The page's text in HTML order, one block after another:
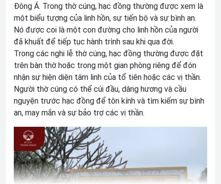
Đông Á. Trong thờ cúng, hạc đồng thường được xem là
một biểu tượng của linh hồn, sự tiến bộ và sự bình an.
Nó được coi là một con đường cho linh hồn của người
đã khuất để tiếp tục hành trình sau khi qua đời.
Trong các nghi lễ thờ cúng, hạc đồng thường được đặt
trên bàn thờ hoặc trong một gian phòng riêng để đón
nhận sự hiện diện tâm linh của tổ tiên hoặc các vị thần.
Người thờ cúng có thể cúi đầu, dâng hương và cầu
nguyện trước hạc đồng để tôn kính và tìm kiếm sự bình
an, may mắn và sự bảo trợ các vị thần.